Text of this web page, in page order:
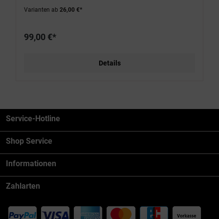
Varianten ab 26,00 €*
99,00 €*
Details
Service-Hotline
Shop Service
Informationen
Zahlarten